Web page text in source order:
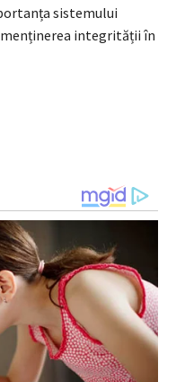
sistemului
integrității în